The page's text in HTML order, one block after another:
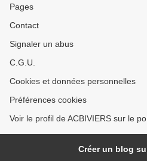
Pages
Contact
Signaler un abus
C.G.U.
Cookies et données personnelles
Préférences cookies
Voir le profil de ACBIVIERS sur le
Créer un blog